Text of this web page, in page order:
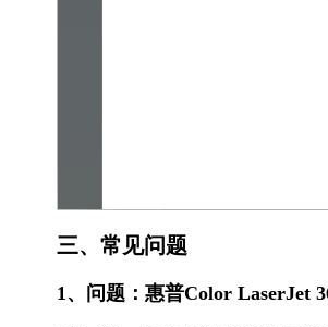
三、常见问题
1、问题：惠普Color LaserJet